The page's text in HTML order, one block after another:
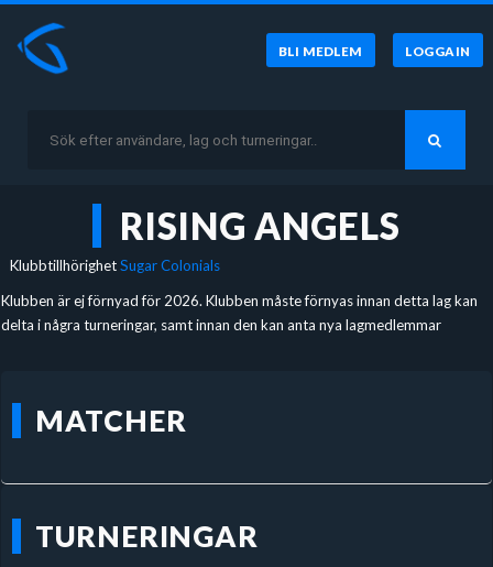
BLI MEDLEM LOGGA IN
RISING ANGELS
KlubbtillhörighetSugar Colonials
Klubben är ej förnyad för 2026. Klubben måste förnyas innan detta lag kan
delta i några turneringar, samt innan den kan anta nya lagmedlemmar
MATCHER
TURNERINGAR